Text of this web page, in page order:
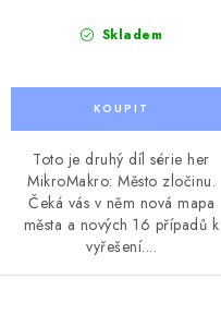
Skladem
Toto je druhý díl série her
MikroMakro: Město zločinu.
Čeká vás v něm nová mapa
města a nových 16 případů k
vyřešení....